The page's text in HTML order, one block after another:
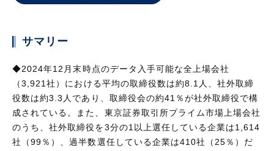
サマリー
◆2024年12月末時点のデータ入手可能な全上場会社
（3,921社）における平均の取締役数は約8.1人、社外取締
役数は約3.3人であり、取締役会の約41％が社外取締役で構
成されている。また、東京証券取引所プライム市場上場会社
のうち、社外取締役を3分の1以上選任している企業は1,614
社（99％）、過半数選任している企業は410社（25％）だ